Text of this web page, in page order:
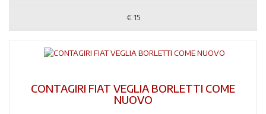
€ 15
CONTAGIRI FIAT VEGLIA BORLETTI COME
NUOVO